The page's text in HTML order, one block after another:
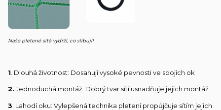
Naše pletené sítě vydrží, co slibují!
1 . Dlouhá životnost: Dosahují vysoké pevnosti ve spojích ok
2. Jednoduchá montáž: Dobrý tvar sítí usnadňuje jejich montáž
3 . Lahodí oku: Vylepšená technika pletení propůjčuje sítím jejich